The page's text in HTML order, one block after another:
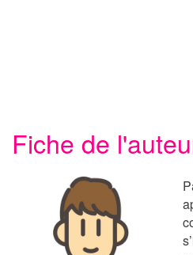
Fiche de